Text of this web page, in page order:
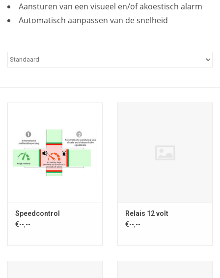
Aansturen van een visueel en/of akoestisch alarm
Automatisch aanpassen van de snelheid
Speedcontrol
€--,--
Relais 12 volt
€--,--